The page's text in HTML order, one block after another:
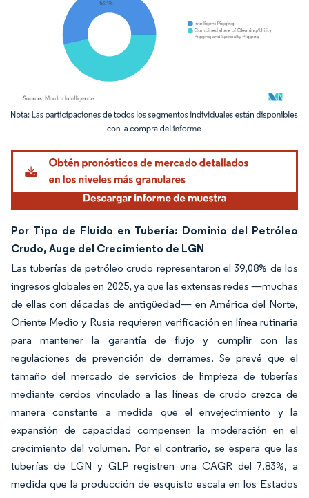
Imagen © Mordor Intelligence. El uso requiere atribución según CC BY 4.0.
Por Tipo de Fluido en Tubería: Dominio del Petróleo
Crudo, Auge del Crecimiento de LGN
Las tuberías de petróleo crudo representaron el 39,08% de los
ingresos globales en 2025, ya que las extensas redes —muchas
de ellas con décadas de antigüedad— en América del Norte,
Oriente Medio y Rusia requieren verificación en línea rutinaria
para mantener la garantía de flujo y cumplir con las
regulaciones de prevención de derrames. Se prevé que el
tamaño del mercado de servicios de limpieza de tuberías
mediante cerdos vinculado a las líneas de crudo crezca de
manera constante a medida que el envejecimiento y la
expansión de capacidad compensen la moderación en el
crecimiento del volumen. Por el contrario, se espera que las
tuberías de LGN y GLP registren una CAGR del 7,83%, a
medida que la producción de esquisto escala en los Estados